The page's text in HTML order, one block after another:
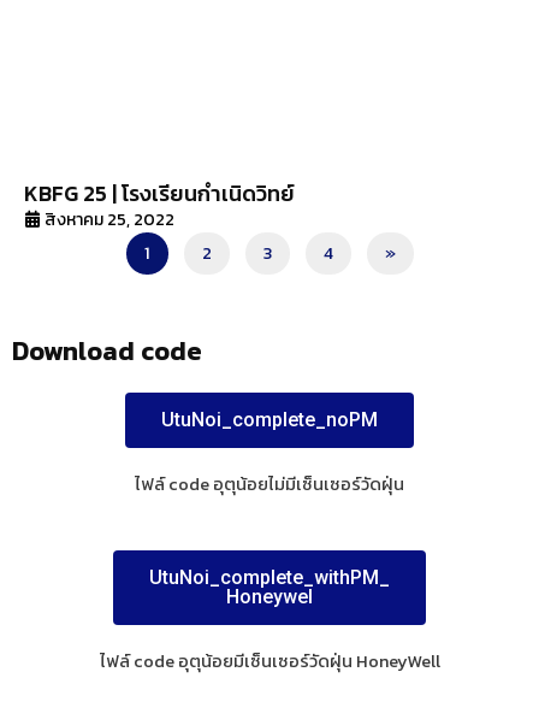
KBFG 25 | โรงเรียนกำเนิดวิทย์
สิงหาคม 25, 2022
1 2 3 4 »
Download code
UtuNoi_complete_noPM
ไฟล์ code อุตุน้อยไม่มีเซ็นเซอร์วัดฝุ่น
UtuNoi_complete_withPM_
Honeywel
ไฟล์ code อุตุน้อยมีเซ็นเซอร์วัดฝุ่น HoneyWell